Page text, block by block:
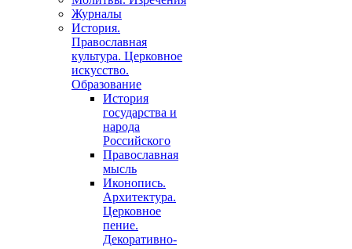
Журналы
История.
Православная
культура. Церковное
искусство.
Образование
История
государства и
народа
Российского
Православная
мысль
Иконопись.
Архитектура.
Церковное
пение.
Декоративно-